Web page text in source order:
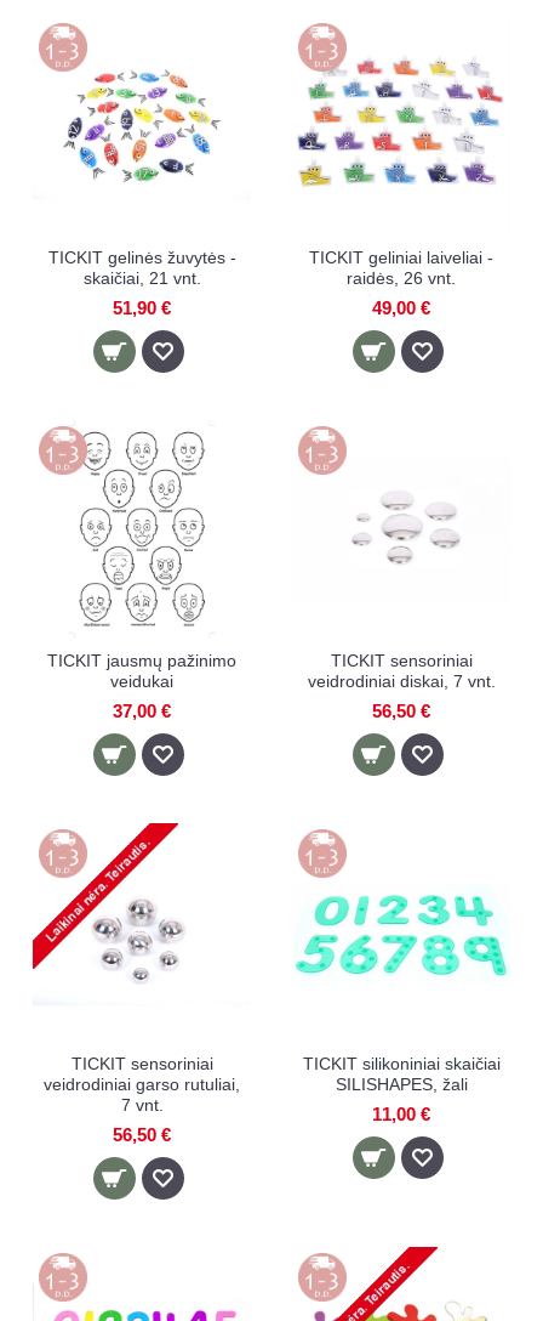
TICKIT gelinės žuvytės -
skaičiai, 21 vnt.
51,90 €
TICKIT geliniai laiveliai -
raidės, 26 vnt.
49,00 €
TICKIT jausmų pažinimo
veidukai
37,00 €
TICKIT sensoriniai
veidrodiniai diskai, 7 vnt.
56,50 €
TICKIT sensoriniai
veidrodiniai garso rutuliai,
7 vnt.
56,50 €
TICKIT silikoniniai skaičiai
SILISHAPES, žali
11,00 €